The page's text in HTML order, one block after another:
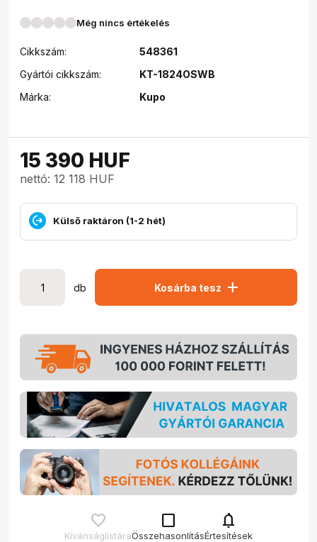
Még nincs értékelés
Cikkszám:
548361
Gyártói cikkszám:
KT-1824OSWB
Márka:
Kupo
15 390 HUF
nettó: 12 118 HUF
Külső raktáron (1-2 hét)
db Kosárba tesz add
Kívánságlistára
check_box_outline_blank
Összehasonlítás
notifications
Értesítések